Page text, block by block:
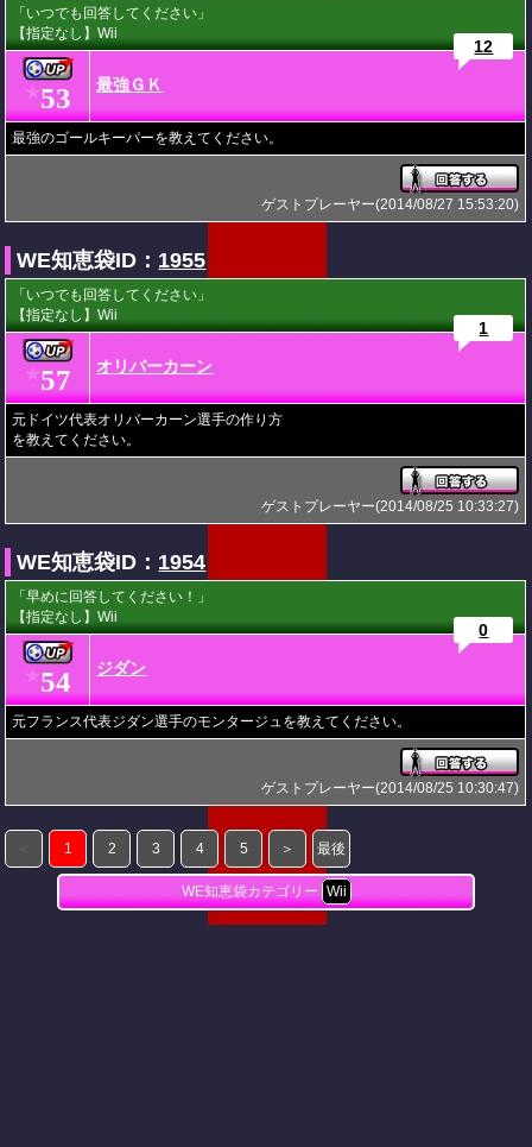
「いつでも回答してください」
【指定なし】Wii
★53 最強ＧＫ
12
最強のゴールキーパーを教えてください。
ゲストプレーヤー(2014/08/27 15:53:20)
WE知恵袋ID： 1955
「いつでも回答してください」
【指定なし】Wii
★57 オリバーカーン
1
元ドイツ代表オリバーカーン選手の作り方
を教えてください。
ゲストプレーヤー(2014/08/25 10:33:27)
WE知恵袋ID： 1954
「早めに回答してください！」
【指定なし】Wii
★54 ジダン
0
元フランス代表ジダン選手のモンタージュを教えてください。
ゲストプレーヤー(2014/08/25 10:30:47)
1 2 3 4 5 ＞ 最後
WE知恵袋カテゴリー Wii